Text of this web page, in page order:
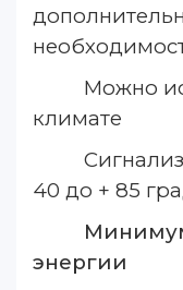
Можно
климате
40 до + 85
энергии